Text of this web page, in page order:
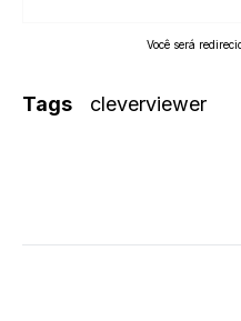
Você será
Tags cleverviewer